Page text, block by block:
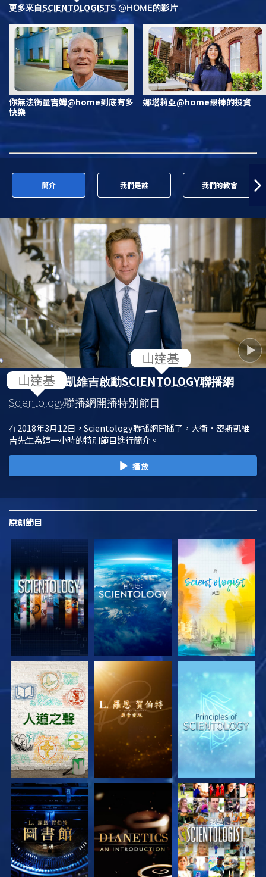
更多來自SCIENTOLOGISTS @HOME的影片
你無法衡量吉姆@home到底有多
快樂
娜塔莉亞@home最棒的投資
簡介 我們是誰 我們的教會
大衛．密斯凱維吉啟動SCIENTOLOGY聯播網
Scientology聯播網開播特別節目
在2018年3月12日，Scientology聯播網開播了，大衛．密斯凱維
吉先生為這一小時的特別節目進行簡介。
播放
原創節目
探索系列節目 探索系列節目 探索系列節目
探索系列節目 探索系列節目 觀看